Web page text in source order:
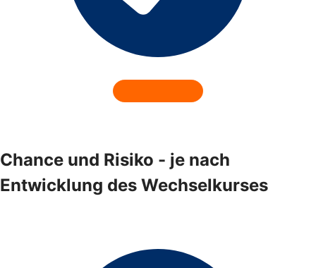
Chance und Risiko - je nach
Entwicklung des Wechselkurses